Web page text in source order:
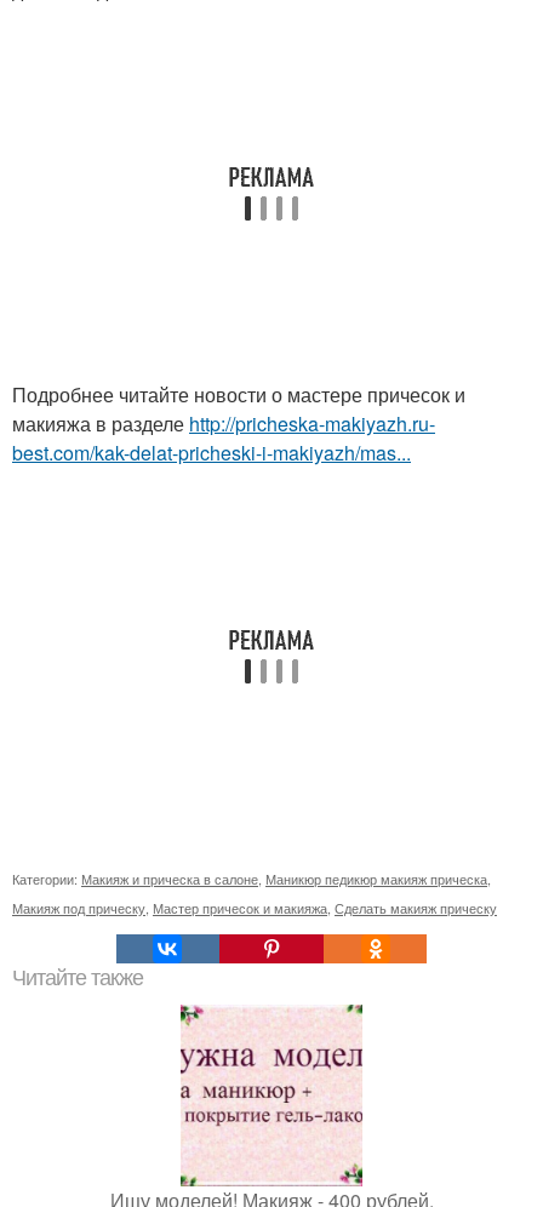
Подробнее читайте новости о мастере причесок и
макияжа в разделе http://pricheska-makiyazh.ru-
best.com/kak-delat-pricheski-i-makiyazh/mas...
Категории: Макияж и прическа в салоне, Маникюр педикюр макияж прическа,
Макияж под прическу, Мастер причесок и макияжа, Сделать макияж прическу
Читайте также
Ищу моделей! Макияж - 400 рублей.